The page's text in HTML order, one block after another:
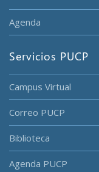
Agenda
Servicios PUCP
Campus Virtual
Correo PUCP
Biblioteca
Agenda PUCP